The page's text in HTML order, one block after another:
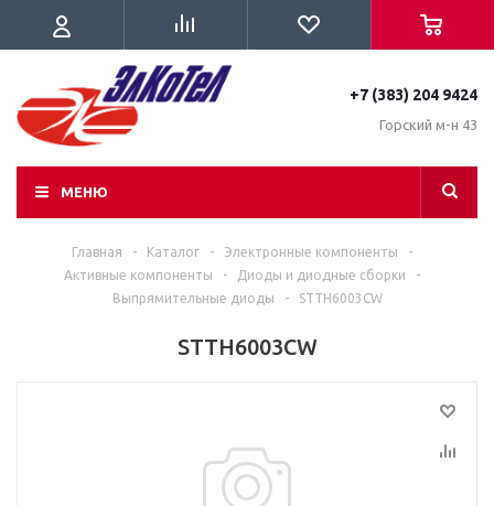
+7 (383) 204 9424
Горский м-н 43
МЕНЮ
Главная - Каталог - Электронные компоненты
-
Активные компоненты
- Диоды и диодные сборки
-
Выпрямительные диоды
- STTH6003CW
STTH6003CW